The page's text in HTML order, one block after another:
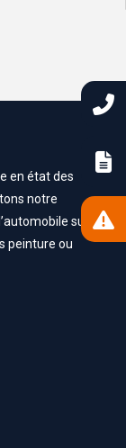
en état des
notre
sur la
peinture ou